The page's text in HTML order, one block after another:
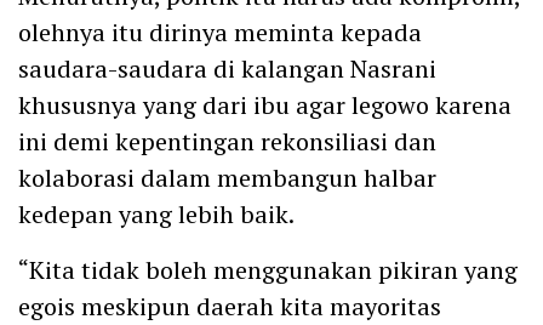
olehnya itu dirinya meminta kepada
saudara-saudara di kalangan Nasrani
khususnya yang dari ibu agar legowo karena
ini demi kepentingan rekonsiliasi dan
kolaborasi dalam membangun halbar
kedepan yang lebih baik.
“Kita tidak boleh menggunakan pikiran yang
egois meskipun daerah kita mayoritas